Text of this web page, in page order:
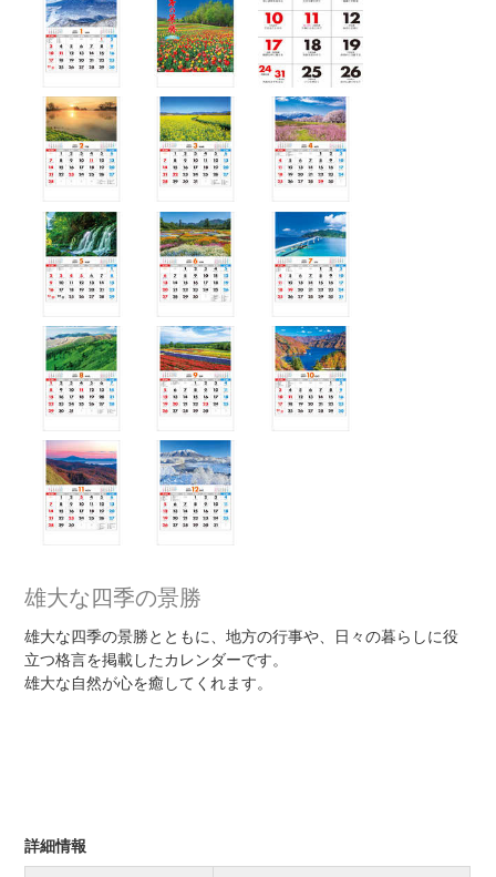
雄大な四季の景勝
雄大な四季の景勝とともに、地方の行事や、日々の暮らしに役
立つ格言を掲載したカレンダーです。
雄大な自然が心を癒してくれます。
詳細情報